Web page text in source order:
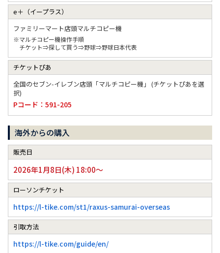
e＋（イープラス）
ファミリーマート店頭マルチコピー機
※マルチコピー機操作手順
チケット⇒探して買う⇒野球⇒野球日本代表
チケットぴあ
全国のセブン-イレブン店頭「マルチコピー機」 (チケットぴあを選
択)
Pコード：591-205
海外からの購入
販売日
2026年1月8日(木) 18:00～
ローソンチケット
https://l-tike.com/st1/raxus-samurai-overseas
引取方法
https://l-tike.com/guide/en/